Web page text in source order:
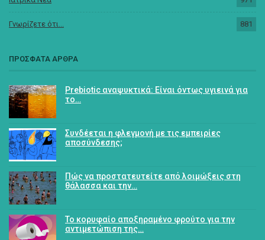
Γνωρίζετε ότι... 881
ΠΡΟΣΦΑΤΑ ΑΡΘΡΑ
Prebiotic αναψυκτικά: Είναι όντως υγιεινά για
το…
Συνδέεται η φλεγμονή με τις εμπειρίες
αποσύνδεσης;
Πώς να προστατευτείτε από λοιμώξεις στη
θάλασσα και την…
Το κορυφαίο αποξηραμένο φρούτο για την
αντιμετώπιση της…